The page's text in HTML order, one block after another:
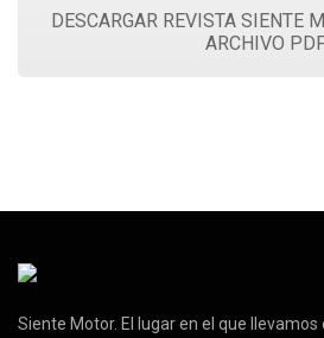
DESCARGAR REVISTA SIENTE
ARCHIVO
Siente Motor. El lugar en el que llevamos